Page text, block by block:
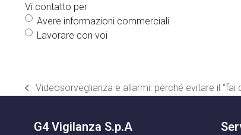
Vi contatto per
Avere informazioni commerciali
Lavorare con voi
post
Videosorveglianza e allarmi: perché evitare il “fai
G4 Vigilanza S.p.A